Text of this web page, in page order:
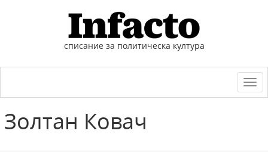
списание за политическа култура
Золтан Ковач